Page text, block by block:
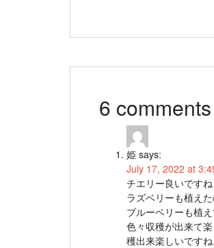
6 comments
姫 says:
July 17, 2022 at
チエリー良いです
ラズベリーも植え
ブルーベリーも植え
色々収穫が出来て
穫出来楽しいです